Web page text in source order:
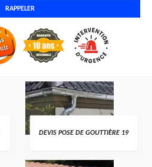
DEVIS POSE DE GOUTTIÈRE 19